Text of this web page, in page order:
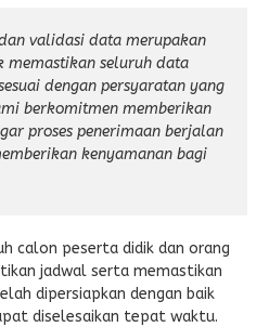
validasi data merupakan
memastikan seluruh data
dengan persyaratan yang
berkomitmen memberikan
proses penerimaan berjalan
kenyamanan bagi
calon peserta didik dan orang
jadwal serta memastikan
dipersiapkan dengan baik
diselesaikan tepat waktu.